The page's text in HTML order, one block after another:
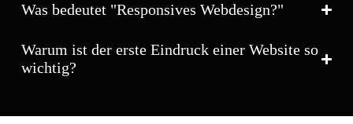
Was bedeutet "Responsives Webdesign?"
Warum ist der erste Eindruck einer Website so
wichtig?